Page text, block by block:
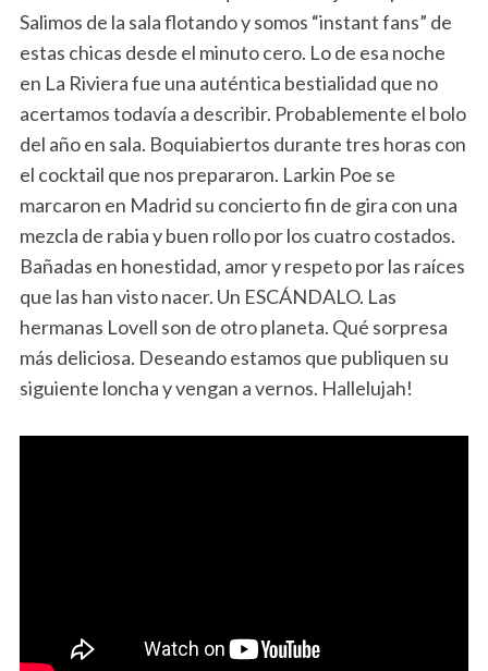
Salimos de la sala flotando y somos “instant fans” de
estas chicas desde el minuto cero. Lo de esa noche
en La Riviera fue una auténtica bestialidad que no
acertamos todavía a describir. Probablemente el bolo
del año en sala. Boquiabiertos durante tres horas con
el cocktail que nos prepararon. Larkin Poe se
marcaron en Madrid su concierto fin de gira con una
mezcla de rabia y buen rollo por los cuatro costados.
Bañadas en honestidad, amor y respeto por las raíces
que las han visto nacer. Un ESCÁNDALO. Las
hermanas Lovell son de otro planeta. Qué sorpresa
más deliciosa. Deseando estamos que publiquen su
siguiente loncha y vengan a vernos. Hallelujah!